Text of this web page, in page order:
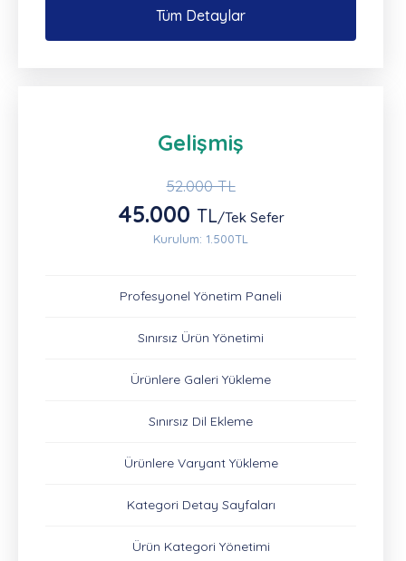
Tüm Detaylar
Gelişmiş
52.000 TL
45.000 TL/Tek Sefer
Kurulum: 1.500TL
Profesyonel Yönetim Paneli
Sınırsız Ürün Yönetimi
Ürünlere Galeri Yükleme
Sınırsız Dil Ekleme
Ürünlere Varyant Yükleme
Kategori Detay Sayfaları
Ürün Kategori Yönetimi